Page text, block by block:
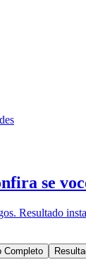
se
Resultado
Completo